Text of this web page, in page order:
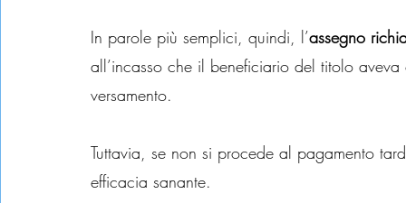
In parole più semplici, quindi, l’assegno
all’incasso che il beneficiario del titolo
versamento.
Tuttavia, se non si procede al pagamento
efficacia sanante.